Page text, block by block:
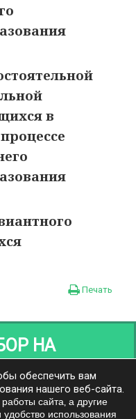
в
Печать
обеспечить вам
нашего веб-сайта.
сайта, а другие
использования
НА